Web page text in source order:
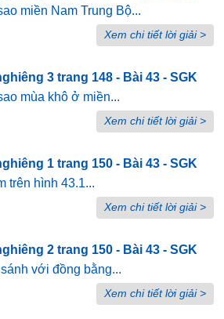
miền Nam Trung Bộ...
Xem chi tiết lời giải >
3 trang 148 - Bài 43 - SGK
mùa khô ở miền...
Xem chi tiết lời giải >
1 trang 150 - Bài 43 - SGK
trên hình 43.1...
Xem chi tiết lời giải >
2 trang 150 - Bài 43 - SGK
với đồng bằng...
Xem chi tiết lời giải >